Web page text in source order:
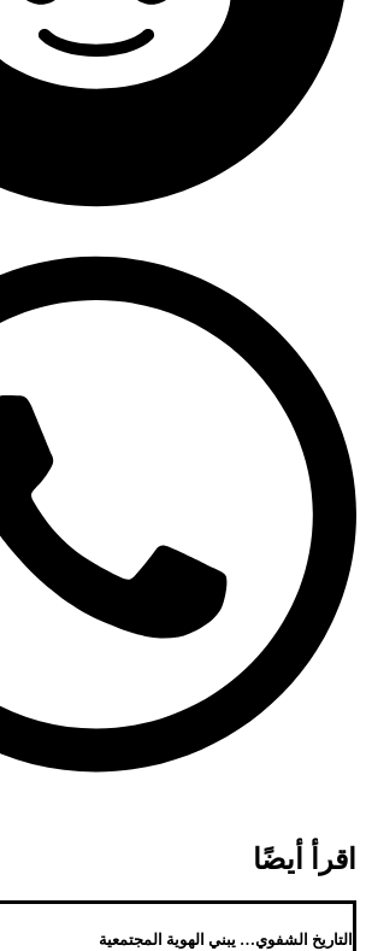
اقرأ أيضًا
التاريخ الشفوي… يبني الهوية المجتمعية